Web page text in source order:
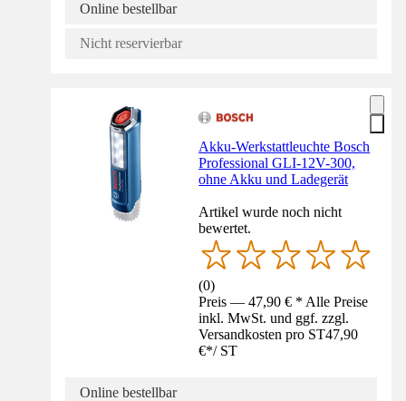
Online bestellbar
Nicht reservierbar
Akku-Werkstattleuchte Bosch
Professional GLI-12V-300,
ohne Akku und Ladegerät
Artikel wurde noch nicht
bewertet.
(0)
Preis — 47,90 € * Alle Preise
inkl. MwSt. und ggf. zzgl.
Versandkosten pro ST47,90
€*/ ST
Online bestellbar